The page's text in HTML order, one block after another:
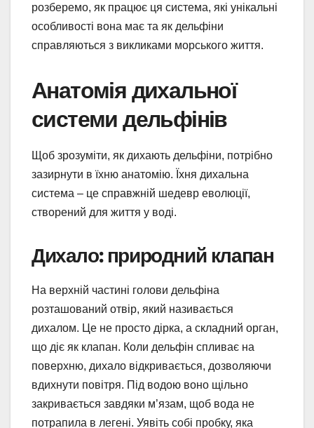
розберемо, як працює ця система, які унікальні
особливості вона має та як дельфіни
справляються з викликами морського життя.
Анатомія дихальної
системи дельфінів
Щоб зрозуміти, як дихають дельфіни, потрібно
зазирнути в їхню анатомію. Їхня дихальна
система – це справжній шедевр еволюції,
створений для життя у воді.
Дихало: природний клапан
На верхній частині голови дельфіна
розташований отвір, який називається
дихалом. Це не просто дірка, а складний орган,
що діє як клапан. Коли дельфін спливає на
поверхню, дихало відкривається, дозволяючи
вдихнути повітря. Під водою воно щільно
закривається завдяки м’язам, щоб вода не
потрапила в легені. Уявіть собі пробку, яка